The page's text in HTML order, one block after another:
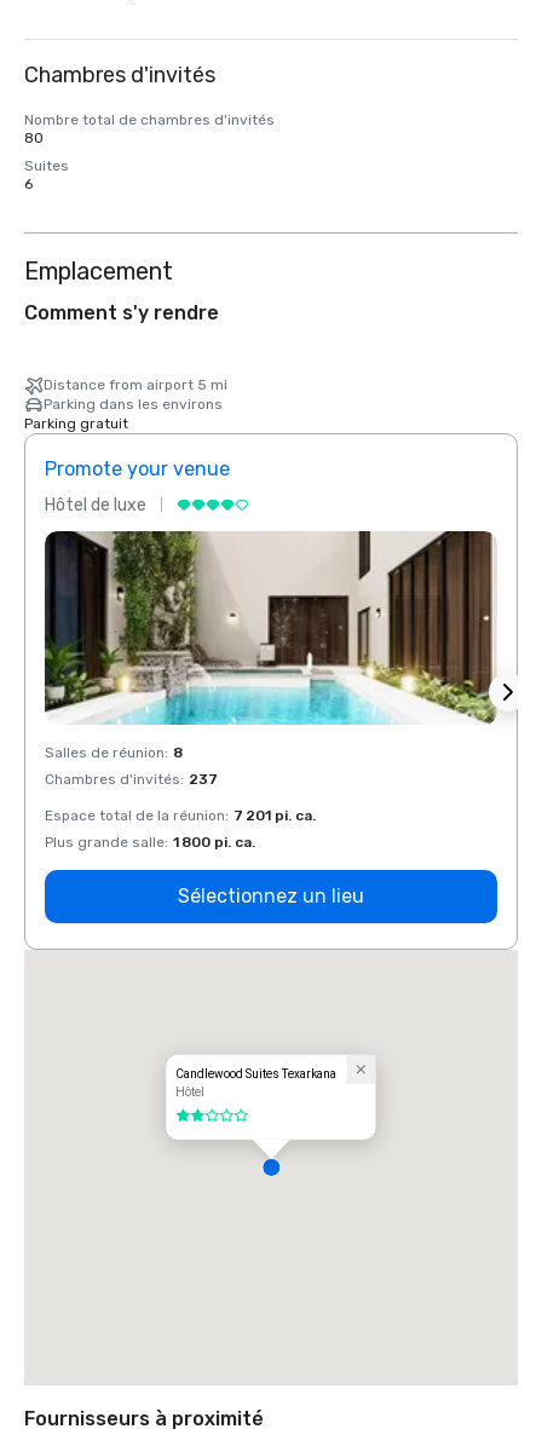
Chambres d'invités
Nombre total de chambres d'invités
80
Suites
6
Emplacement
Comment s'y rendre
Distance from airport 5 mi
Parking dans les environs
Parking gratuit
Promote your venue
Hôtel de luxe
Salles de réunion: 8
Chambres d'invités: 237
Espace total de la réunion: 7 201 pi. ca.
Plus grande salle: 1 800 pi. ca.
Sélectionnez un lieu
Candlewood Suites Texarkana
Hôtel
2 sur 5
Fournisseurs à proximité